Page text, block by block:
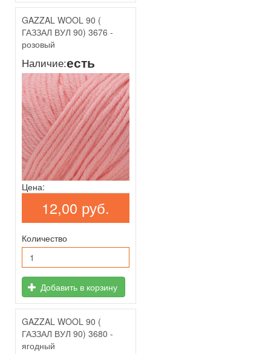
GAZZAL WOOL 90 (
ГАЗЗАЛ ВУЛ 90) 3676 -
розовый
Наличие:есть
Цена:
12,00 руб.
Количество
Добавить в корзину
GAZZAL WOOL 90 (
ГАЗЗАЛ ВУЛ 90) 3680 -
ягодный